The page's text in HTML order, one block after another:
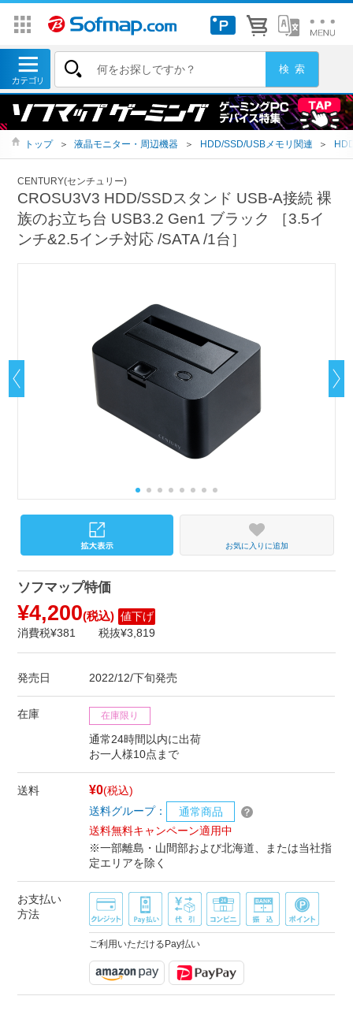
トップ ＞ 液晶モニター・周辺機器 ＞ HDD/SSD/USBメモリ関連 ＞
CENTURY(センチュリー)
CROSU3V3 HDD/SSDスタンド USB-A接続 裸
族のお立ち台 USB3.2 Gen1 ブラック ［3.5イ
ンチ&2.5インチ対応 /SATA /1台］
お気に入りに追加
ソフマップ特価
¥4,200(税込) 値下げ
消費税¥381
税抜¥3,819
発売日 2022/12/下旬発売
在庫 在庫限り
通常24時間以内に出荷
お一人様10点まで
送料 ¥0(税込)
送料グループ：
通常商品
送料無料キャンペーン適用中
※一部離島・山間部および北海道、または当社指
定エリアを除く
お支払い
方法
ご利用いただけるPay払い